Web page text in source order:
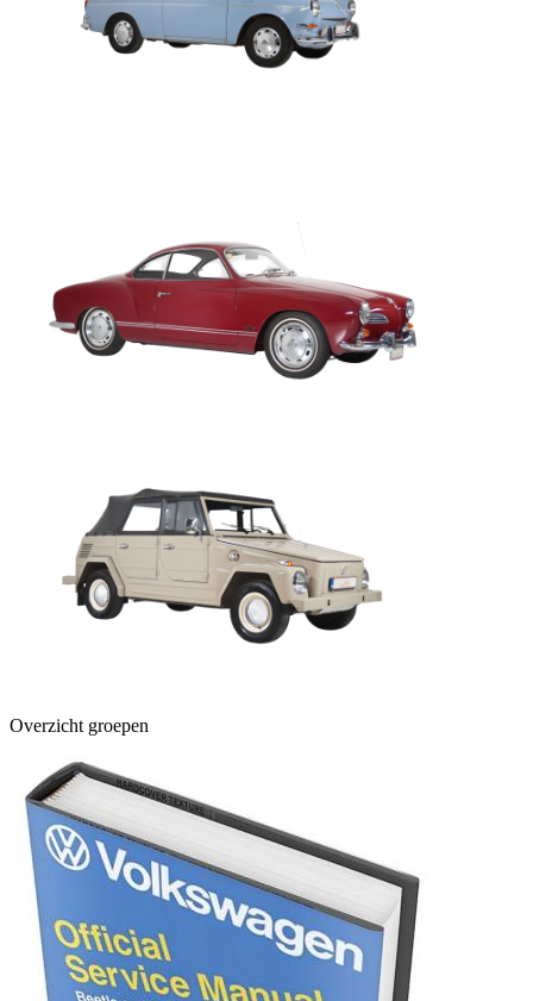
Overzicht groepen